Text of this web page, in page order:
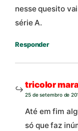
nesse quesito
série A.
Responder
tricolor
25 de setembro de
Até em fim
só que faz